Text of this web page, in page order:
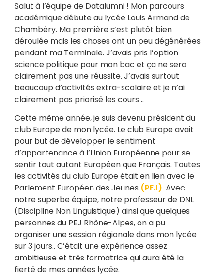
Salut à l’équipe de Datalumni ! Mon parcours
académique débute au lycée Louis Armand de
Chambéry. Ma première s’est plutôt bien
déroulée mais les choses ont un peu dégénérées
pendant ma Terminale. J’avais pris l’option
science politique pour mon bac et ça ne sera
clairement pas une réussite. J’avais surtout
beaucoup d’activités extra-scolaire et je n’ai
clairement pas priorisé les cours ..
Cette même année, je suis devenu président du
club Europe de mon lycée. Le club Europe avait
pour but de développer le sentiment
d’appartenance à l’Union Européenne pour se
sentir tout autant Européen que Français. Toutes
les activités du club Europe était en lien avec le
Parlement Européen des Jeunes (PEJ). Avec
notre superbe équipe, notre professeur de DNL
(Discipline Non Linguistique) ainsi que quelques
personnes du PEJ Rhône-Alpes, on a pu
organiser une session régionale dans mon lycée
sur 3 jours.. C’était une expérience assez
ambitieuse et très formatrice qui aura été la
fierté de mes années lycée.